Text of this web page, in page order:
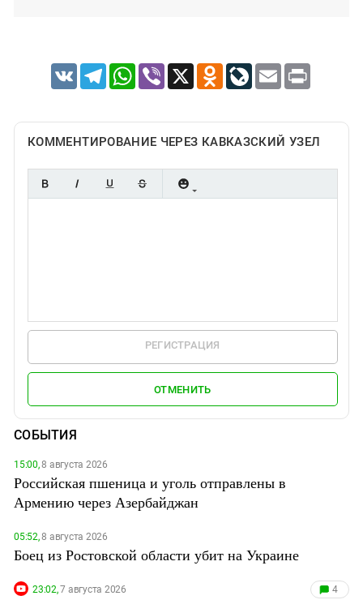
VK TelegramWhatsApp
Viber X Odnoklassniki
LiveJournal
Email Print
КОММЕНТИРОВАНИЕ ЧЕРЕЗ КАВКАЗСКИЙ УЗЕЛ
РЕГИСТРАЦИЯ
ОТМЕНИТЬ
СОБЫТИЯ
15:00,8 августа 2026
Российская пшеница и уголь отправлены в
Армению через Азербайджан
05:52,8 августа 2026
Боец из Ростовской области убит на Украине
23:02,7 августа 2026 4